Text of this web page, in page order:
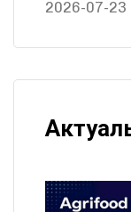
2026-07-23